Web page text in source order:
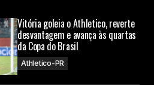
Vitória goleia o Athletico, reverte
desvantagem e avança às quartas
da Copa do Brasil
Athletico-PR